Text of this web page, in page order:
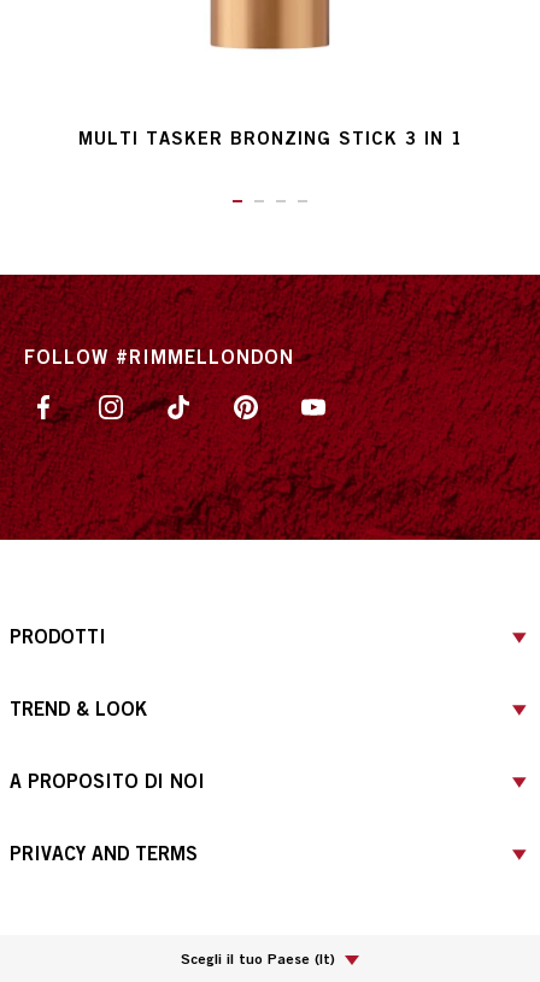
MULTI TASKER BRONZING STICK 3 IN 1
FOLLOW #RIMMELLONDON
PRODOTTI
TREND & LOOK
A PROPOSITO DI NOI
PRIVACY AND TERMS
Scegli il tuo Paese (It)